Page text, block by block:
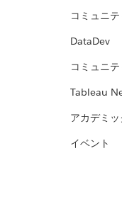
コミュニ
DataDev
コミュニ
Tableau
アカデミ
イベント